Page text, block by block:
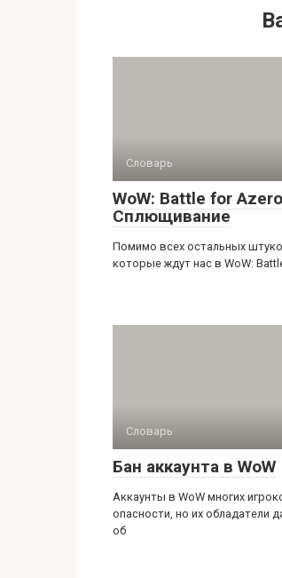
Словарь
WoW: Battle for
Сплющивание
Помимо всех остальных
которые ждут нас в WoW:
Словарь
Бан аккаунта в WoW
Аккаунты в WoW многих
опасности, но их обладатели
об